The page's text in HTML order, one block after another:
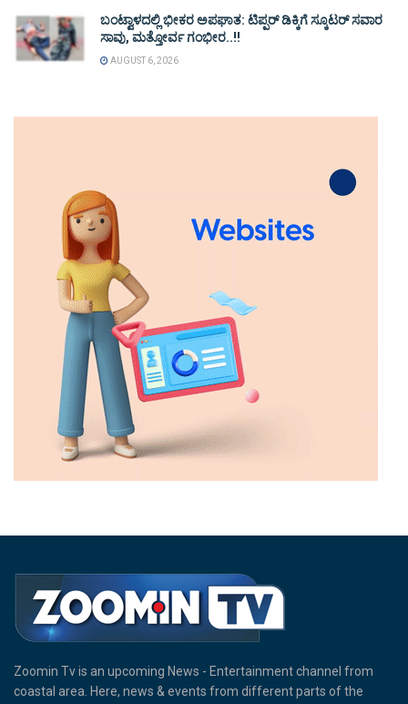
ಬಂಟ್ವಾಳದಲ್ಲಿ ಭೀಕರ ಅಪಘಾತ: ಟಿಪ್ಪರ್ ಡಿಕ್ಕಿಗೆ ಸ್ಕೂಟರ್ ಸವಾರ
ಸಾವು, ಮತ್ತೋರ್ವ ಗಂಭೀರ..!!
AUGUST 6, 2026
Zoomin Tv is an upcoming News - Entertainment channel from
coastal area. Here, news & events from different parts of the